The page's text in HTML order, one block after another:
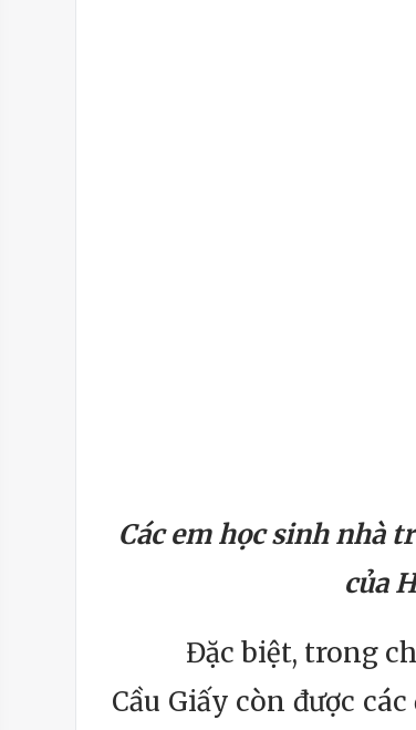
Các em học sinh nhà
của
Đặc biệt, trong
Cầu Giấy còn được